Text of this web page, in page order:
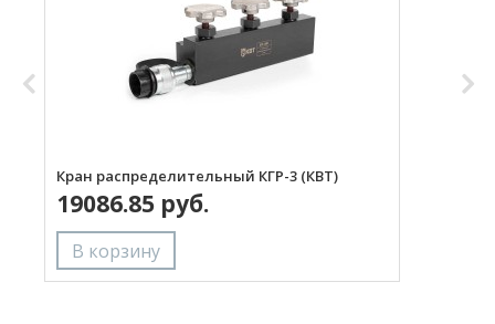
Кран распределительный КГР-3 (КВТ)
19086.85 руб.